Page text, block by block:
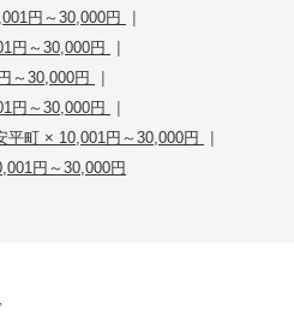
円～30,000円 |
円～30,000円 |
～30,000円 |
円～30,000円 |
平町 × 10,001円～30,000円 |
円～30,000円